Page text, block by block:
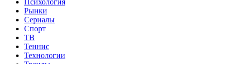
Психология
Рынки
Сериалы
Спорт
ТВ
Теннис
Технологии